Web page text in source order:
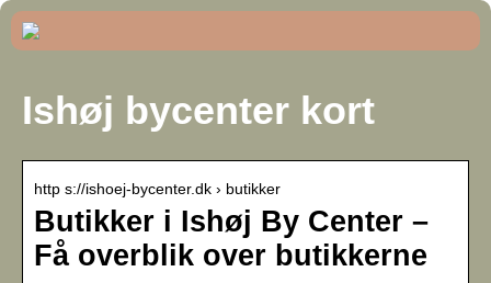
Ishøj bycenter kort
http s://ishoej-bycenter.dk › butikker
Butikker i Ishøj By Center –
Få overblik over butikkerne